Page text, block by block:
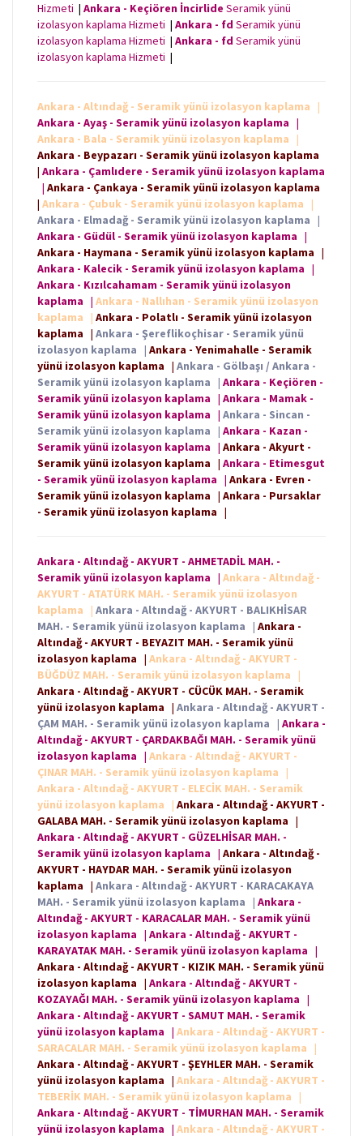
Hizmeti | Ankara - Keçiören İncirlide Seramik yünü
izolasyon kaplama Hizmeti | Ankara - fd Seramik yünü
izolasyon kaplama Hizmeti | Ankara - fd Seramik yünü
izolasyon kaplama Hizmeti |
Ankara - Altındağ - Seramik yünü izolasyon kaplama |
Ankara - Ayaş - Seramik yünü izolasyon kaplama |
Ankara - Bala - Seramik yünü izolasyon kaplama |
Ankara - Beypazarı - Seramik yünü izolasyon kaplama
| Ankara - Çamlıdere - Seramik yünü izolasyon kaplama
| Ankara - Çankaya - Seramik yünü izolasyon kaplama
| Ankara - Çubuk - Seramik yünü izolasyon kaplama |
Ankara - Elmadağ - Seramik yünü izolasyon kaplama |
Ankara - Güdül - Seramik yünü izolasyon kaplama |
Ankara - Haymana - Seramik yünü izolasyon kaplama |
Ankara - Kalecik - Seramik yünü izolasyon kaplama |
Ankara - Kızılcahamam - Seramik yünü izolasyon
kaplama | Ankara - Nallıhan - Seramik yünü izolasyon
kaplama | Ankara - Polatlı - Seramik yünü izolasyon
kaplama | Ankara - Şereflikoçhisar - Seramik yünü
izolasyon kaplama | Ankara - Yenimahalle - Seramik
yünü izolasyon kaplama | Ankara - Gölbaşı / Ankara -
Seramik yünü izolasyon kaplama | Ankara - Keçiören -
Seramik yünü izolasyon kaplama | Ankara - Mamak -
Seramik yünü izolasyon kaplama | Ankara - Sincan -
Seramik yünü izolasyon kaplama | Ankara - Kazan -
Seramik yünü izolasyon kaplama | Ankara - Akyurt -
Seramik yünü izolasyon kaplama | Ankara - Etimesgut
- Seramik yünü izolasyon kaplama | Ankara - Evren -
Seramik yünü izolasyon kaplama | Ankara - Pursaklar
- Seramik yünü izolasyon kaplama |
Ankara - Altındağ - AKYURT - AHMETADİL MAH. -
Seramik yünü izolasyon kaplama | Ankara - Altındağ -
AKYURT - ATATÜRK MAH. - Seramik yünü izolasyon
kaplama
| Ankara - Altındağ - AKYURT - BALIKHİSAR
MAH. - Seramik yünü izolasyon kaplama | Ankara -
Altındağ - AKYURT - BEYAZIT MAH. - Seramik yünü
izolasyon kaplama | Ankara - Altındağ - AKYURT -
BÜĞDÜZ MAH. - Seramik yünü izolasyon kaplama
|
Ankara - Altındağ - AKYURT - CÜCÜK MAH. - Seramik
yünü izolasyon kaplama | Ankara - Altındağ - AKYURT -
ÇAM MAH. - Seramik yünü izolasyon kaplama | Ankara -
Altındağ - AKYURT - ÇARDAKBAĞI MAH. - Seramik yünü
izolasyon kaplama | Ankara - Altındağ - AKYURT -
ÇINAR MAH. - Seramik yünü izolasyon kaplama
|
Ankara - Altındağ - AKYURT - ELECİK MAH. - Seramik
yünü izolasyon kaplama
| Ankara - Altındağ - AKYURT -
GALABA MAH. - Seramik yünü izolasyon kaplama |
Ankara - Altındağ - AKYURT - GÜZELHİSAR MAH. -
Seramik yünü izolasyon kaplama | Ankara - Altındağ -
AKYURT - HAYDAR MAH. - Seramik yünü izolasyon
kaplama | Ankara - Altındağ - AKYURT - KARACAKAYA
MAH. - Seramik yünü izolasyon kaplama | Ankara -
Altındağ - AKYURT - KARACALAR MAH. - Seramik yünü
izolasyon kaplama | Ankara - Altındağ - AKYURT -
KARAYATAK MAH. - Seramik yünü izolasyon kaplama |
Ankara - Altındağ - AKYURT - KIZIK MAH. - Seramik yünü
izolasyon kaplama | Ankara - Altındağ - AKYURT -
KOZAYAĞI MAH. - Seramik yünü izolasyon kaplama |
Ankara - Altındağ - AKYURT - SAMUT MAH. - Seramik
yünü izolasyon kaplama | Ankara - Altındağ - AKYURT -
SARACALAR MAH. - Seramik yünü izolasyon kaplama
|
Ankara - Altındağ - AKYURT - ŞEYHLER MAH. - Seramik
yünü izolasyon kaplama | Ankara - Altındağ - AKYURT -
TEBERİK MAH. - Seramik yünü izolasyon kaplama
|
Ankara - Altındağ - AKYURT - TİMURHAN MAH. - Seramik
yünü izolasyon kaplama | Ankara - Altındağ - AKYURT -